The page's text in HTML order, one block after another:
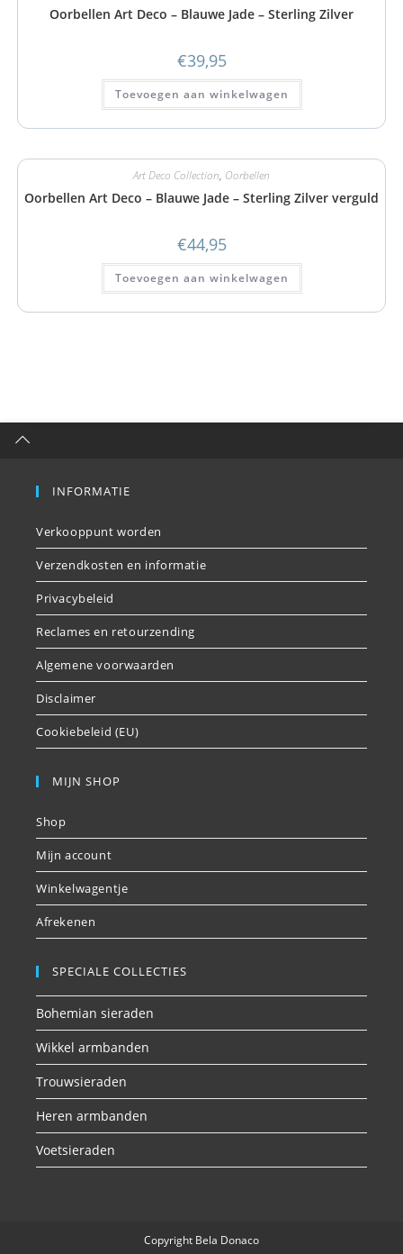
Oorbellen Art Deco – Blauwe Jade – Sterling Zilver
€39,95
Toevoegen aan winkelwagen
Art Deco Collection, Oorbellen
Oorbellen Art Deco – Blauwe Jade – Sterling Zilver verguld
€44,95
Toevoegen aan winkelwagen
INFORMATIE
Verkooppunt worden
Verzendkosten en informatie
Privacybeleid
Reclames en retourzending
Algemene voorwaarden
Disclaimer
Cookiebeleid (EU)
MIJN SHOP
Shop
Mijn account
Winkelwagentje
Afrekenen
SPECIALE COLLECTIES
Bohemian sieraden
Wikkel armbanden
Trouwsieraden
Heren armbanden
Voetsieraden
Copyright Bela Donaco